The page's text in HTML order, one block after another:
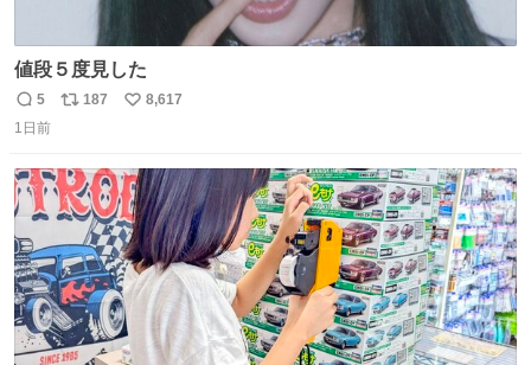
値段５度見した
返
信
5
リ
ト
数
187
い
数
8,617
1日前